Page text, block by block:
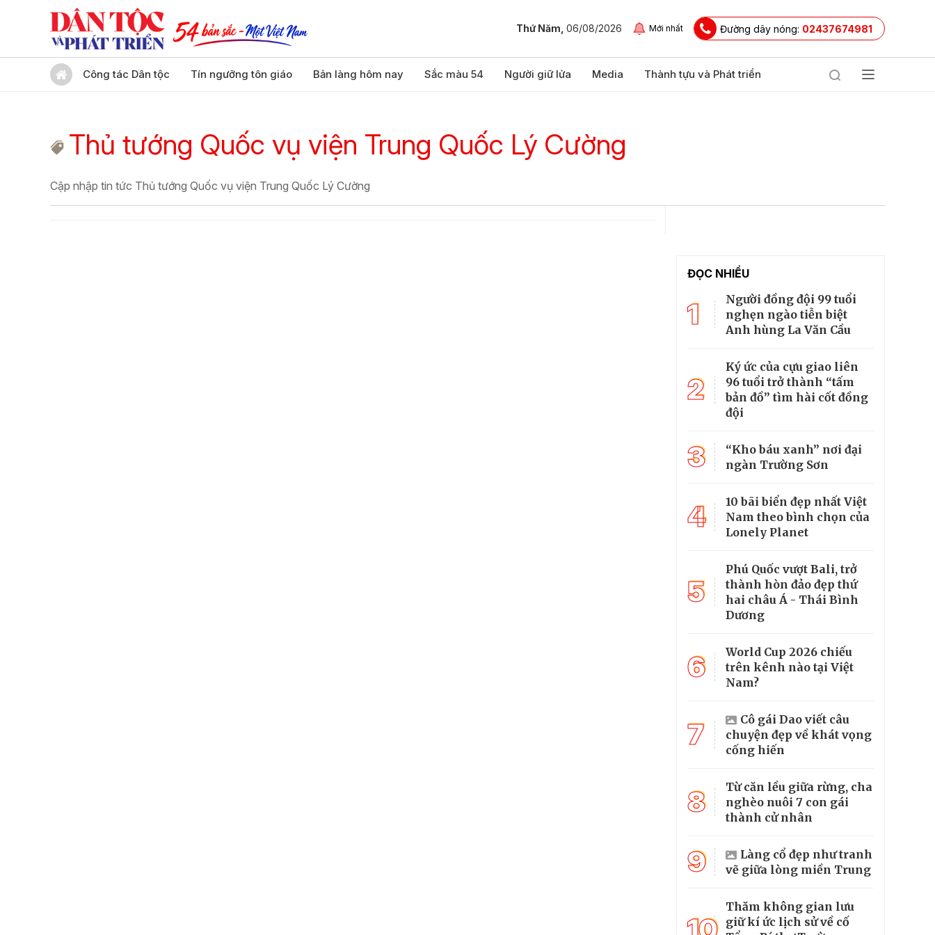
Thứ Năm, 06/08/2026 Mới nhất Đường dây nóng: 02437674981
Công tác Dân tộc Tín ngưỡng tôn giáo Bản làng hôm nay Sắc màu 54 Người giữ lửa Media Thành tựu và Phát triển
Thủ tướng Quốc vụ viện Trung Quốc Lý Cường
Cập nhập tin tức Thủ tướng Quốc vụ viện Trung Quốc Lý Cường
ĐỌC NHIỀU
1
Người đồng đội 99 tuổi
nghẹn ngào tiễn biệt
Anh hùng La Văn Cầu
2
Ký ức của cựu giao liên
96 tuổi trở thành “tấm
bản đồ” tìm hài cốt đồng
đội
3
“Kho báu xanh” nơi đại
ngàn Trường Sơn
4
10 bãi biển đẹp nhất Việt
Nam theo bình chọn của
Lonely Planet
5
Phú Quốc vượt Bali, trở
thành hòn đảo đẹp thứ
hai châu Á - Thái Bình
Dương
6
World Cup 2026 chiếu
trên kênh nào tại Việt
Nam?
7
Cô gái Dao viết câu
chuyện đẹp về khát vọng
cống hiến
8
Từ căn lều giữa rừng, cha
nghèo nuôi 7 con gái
thành cử nhân
9
Làng cổ đẹp như tranh
vẽ giữa lòng miền Trung
Thăm không gian lưu
giữ kí ức lịch sử về cố